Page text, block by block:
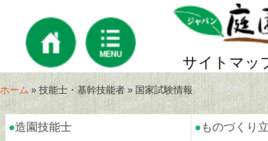
サイトマッ
ホーム» 技能士・基幹技能者 » 国家試験情報
●造園技能士 ●ものづくり